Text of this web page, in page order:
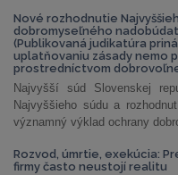
Nové rozhodnutie
dobromyseľného
(Publikovaná judikatúra
uplatňovaniu zásady nemo
prostredníctvom
Najvyšší súd Slovenskej
Najvyššieho súdu a
významný výklad ochrany
Rozvod, úmrtie, exekúcia:
firmy často neustojí realitu